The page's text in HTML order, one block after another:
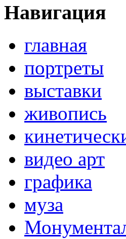
Навигация
главная
портреты
выставки
живопись
видео арт
графика
муза